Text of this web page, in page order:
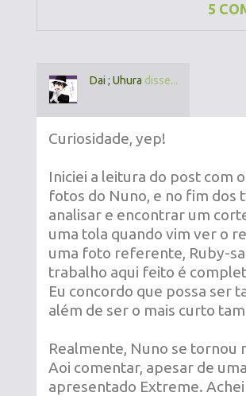
5
Dai ; Uhura disse...
Curiosidade, yep!
Iniciei a leitura do post com
fotos do Nuno, e no fim
analisar e encontrar um
uma tola quando vim ver o
uma foto referente, Ruby-
trabalho aqui feito é
Eu concordo que possa ser
além de ser o mais curto
Realmente, Nuno se tornou
Aoi comentar, apesar de
apresentado Extreme.